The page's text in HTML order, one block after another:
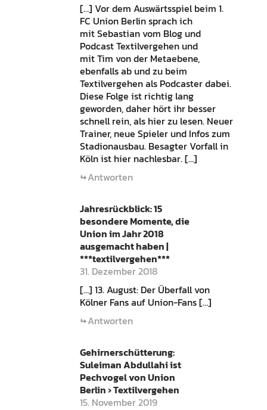
[…] Vor dem Auswärtsspiel beim 1.
FC Union Berlin sprach ich
mit Sebastian vom Blog und
Podcast Textilvergehen und
mit Tim von der Metaebene,
ebenfalls ab und zu beim
Textilvergehen als Podcaster dabei.
Diese Folge ist richtig lang
geworden, daher hört ihr besser
schnell rein, als hier zu lesen. Neuer
Trainer, neue Spieler und Infos zum
Stadionausbau. Besagter Vorfall in
Köln ist hier nachlesbar. […]
Antworten
Jahresrückblick: 15
besondere Momente, die
Union im Jahr 2018
ausgemacht haben |
***textilvergehen***
31. Dezember 2018
[…] 13. August: Der Überfall von
Kölner Fans auf Union-Fans […]
Antworten
Gehirnerschütterung:
Suleiman Abdullahi ist
Pechvogel von Union
Berlin › Textilvergehen
15. November 2019